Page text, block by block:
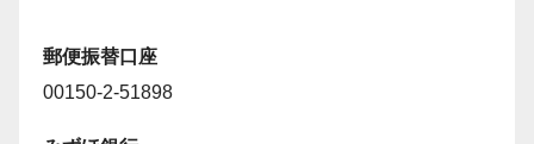
郵便振替口座
00150-2-51898